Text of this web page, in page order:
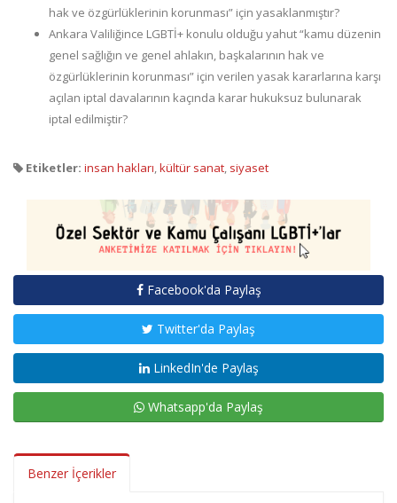
hak ve özgürlüklerinin korunması” için yasaklanmıştır?
Ankara Valiliğince LGBTİ+ konulu olduğu yahut “kamu düzenin
genel sağlığın ve genel ahlakın, başkalarının hak ve
özgürlüklerinin korunması” için verilen yasak kararlarına karşı
açılan iptal davalarının kaçında karar hukuksuz bulunarak
iptal edilmiştir?
Etiketler: insan hakları,kültür sanat, siyaset
Facebook'da Paylaş
Twitter'da Paylaş
LinkedIn'de Paylaş
Whatsapp'da Paylaş
Benzer İçerikler